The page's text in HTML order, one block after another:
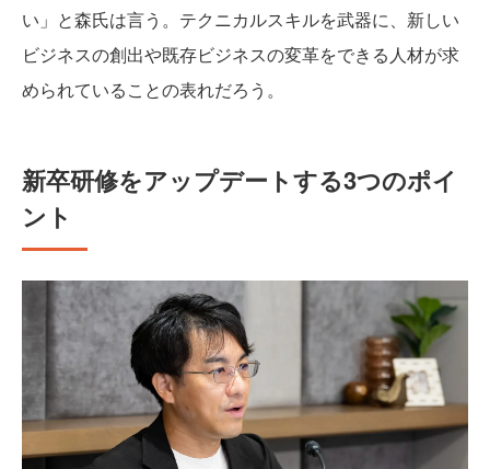
い」と森氏は言う。テクニカルスキルを武器に、新しい
ビジネスの創出や既存ビジネスの変革をできる人材が求
められていることの表れだろう。
新卒研修をアップデートする3つのポイ
ント